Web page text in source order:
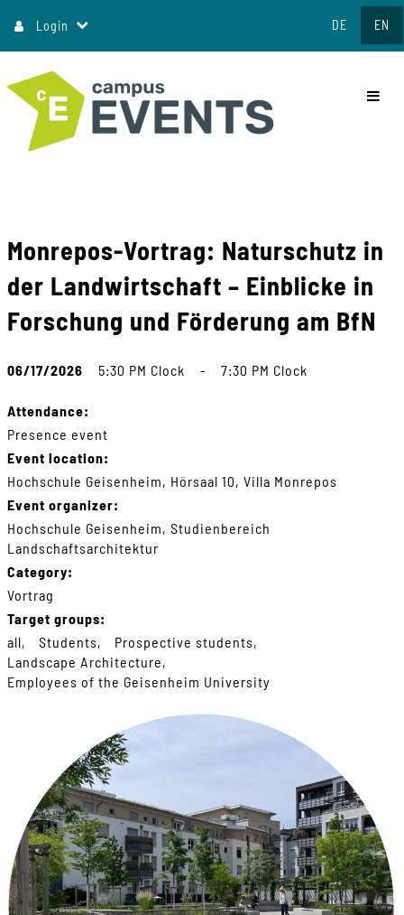
content
Login DE EN
Monrepos-Vortrag: Naturschutz in
der Landwirtschaft – Einblicke in
Forschung und Förderung am BfN
06/17/2026 5:30 PM Clock - 7:30 PM Clock
Attendance:
Presence event
Event location:
Hochschule Geisenheim, Hörsaal 10, Villa Monrepos
Event organizer:
Hochschule Geisenheim, Studienbereich
Landschaftsarchitektur
Category:
Vortrag
Target groups:
all
Students
Prospective students
Landscape Architecture
Employees of the Geisenheim University